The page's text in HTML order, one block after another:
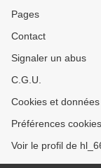
Pages
Contact
Signaler un abus
C.G.U.
Cookies et
Préférences cookies
Voir le profil de